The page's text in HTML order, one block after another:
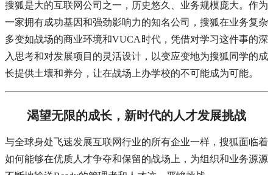
搜狐是大的互联网公司之一，历史悠久、业务规模庞大。作为
一家拥有成功基因和强劲影响力的知名公司，搜狐在业务复杂
多变如战场的商业环境和VUCA时代，凭借对学习这件事的深
入思考和对发展项目的灵活设计，以变应变地为搜狐同学的成
长提供土壤和养分，让在战场上办学校的不可能成为可能。
渴望无限的成长，新时代的人才发展挑战
与全球身处飞速发展互联网行业的所有企业一样，搜狐面临着
如何能够在优质人才争夺和保留的战场上，为组织和业务源源